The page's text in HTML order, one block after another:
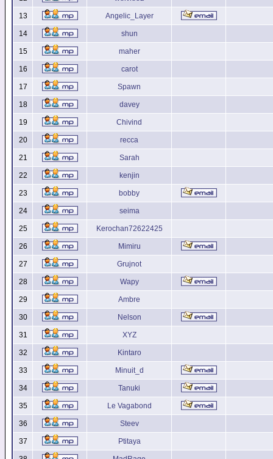
13 Angelic_Layer
14 shun
15 maher
16 carot
17 Spawn
18 davey
19 Chivind
20 recca
21 Sarah
22 kenjin
23 bobby
24 seima
25 Kerochan72622425
26 Mimiru
27 Grujnot
28 Wapy
29 Ambre
30 Nelson
31 XYZ
32 Kintaro
33 Minuit_d
34 Tanuki
35 Le Vagabond
36 Steev
37 Ptitaya